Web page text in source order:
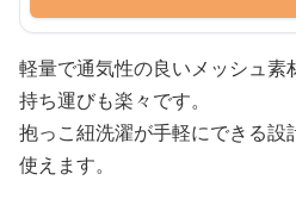
軽量で通気性の良いメッシュ素
持ち運びも楽々です。
抱っこ紐洗濯が手軽にできる設
使えます。